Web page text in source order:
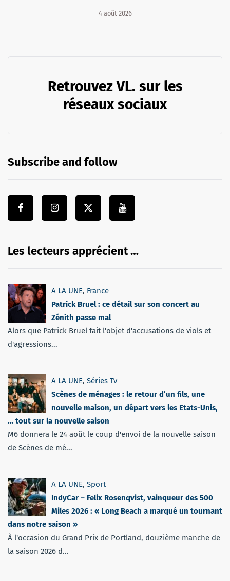
4 août 2026
Retrouvez VL. sur les
réseaux sociaux
Subscribe and follow
Les lecteurs apprécient …
A LA UNE, France
Patrick Bruel : ce détail sur son concert au
Zénith passe mal
Alors que Patrick Bruel fait l'objet d'accusations de viols et
d'agressions...
A LA UNE, Séries Tv
Scènes de ménages : le retour d’un fils, une
nouvelle maison, un départ vers les Etats-Unis,
… tout sur la nouvelle saison
M6 donnera le 24 août le coup d'envoi de la nouvelle saison
de Scènes de mé...
A LA UNE, Sport
IndyCar – Felix Rosenqvist, vainqueur des 500
Miles 2026 : « Long Beach a marqué un tournant
dans notre saison »
À l'occasion du Grand Prix de Portland, douzième manche de
la saison 2026 d...